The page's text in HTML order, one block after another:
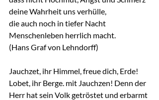
deine Wahrheit uns verhülle,
die auch noch in tiefer Nacht
Menschenleben herrlich macht.
(Hans Graf von Lehndorff)
Jauchzet, ihr Himmel, freue dich, Erde!
Lobet, ihr Berge. mit Jauchzen! Denn der
Herr hat sein Volk getröstet und erbarmt